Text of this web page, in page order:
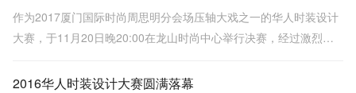
作为2017厦门国际时尚周思明分会场压轴大戏之一的华人时装设计
大赛，于11月20日晚20:00在龙山时尚中心举行决赛，经过激烈角
2016华人时装设计大赛圆满落幕